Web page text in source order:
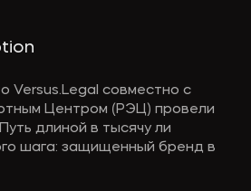
Versus.Legal совместно с
Центром (РЭЦ) провели
длиной в тысячу ли
шага: защищенный бренд в